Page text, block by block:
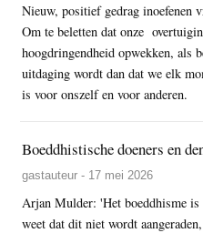
Nieuw, positief gedrag inoefenen
Om te beletten dat onze
hoogdringendheid opwekken, als
uitdaging wordt dan dat we elk
is voor onszelf en voor anderen.
Boeddhistische doeners en
gastauteur - 17 mei 2026
Arjan Mulder: 'Het boeddhisme
weet dat dit niet wordt